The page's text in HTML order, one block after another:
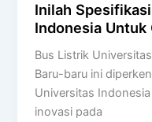
Inilah
Indonesia Untuk
Bus Listrik
Baru-baru ini
Universitas
inovasi pada